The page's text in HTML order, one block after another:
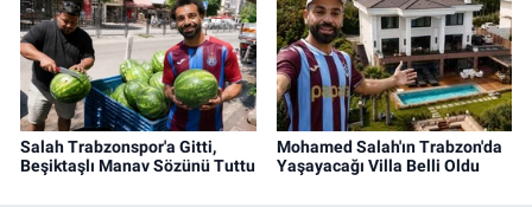
Salah Trabzonspor'a Gitti,
Beşiktaşlı Manav Sözünü Tuttu
Mohamed Salah'ın Trabzon'da
Yaşayacağı Villa Belli Oldu